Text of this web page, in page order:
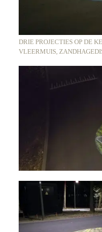
DRIE PROJECTIES OP DE
VLEERMUIS,